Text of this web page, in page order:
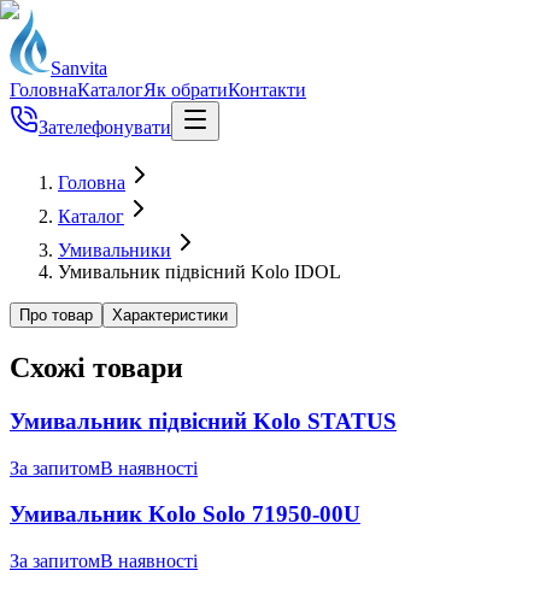
Sanvita
ГоловнаКаталогЯк обратиКонтакти
Зателефонувати
Головна
Каталог
Умивальники
Умивальник підвісний Kolo IDOL
Про товар Характеристики
Схожі товари
Умивальник підвісний Kolo STATUS
За запитомВ наявності
Умивальник Kolo Solo 71950-00U
За запитомВ наявності